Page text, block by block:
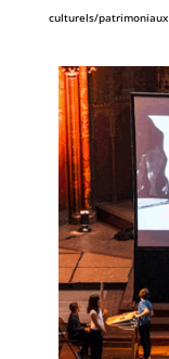
culturels/patrimoniaux